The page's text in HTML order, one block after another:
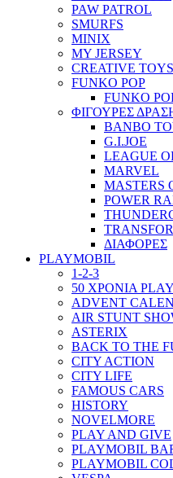
PAW PATROL
SMURFS
MINIX
MY JERSEY
CREATIVE
FUNKO POP
FUNKO
ΦΙΓΟΥΡΕΣ
BANBO
G.I.JOE
LEAGUE
MARVEL
MASTERS
POWER
ΔΙΑΦΟΡΕΣ
PLAYMOBIL
1-2-3
50 ΧΡΟΝΙΑ
ADVENT
AIR STUNT
ASTERIX
BACK TO THE
CITY ACTION
CITY LIFE
FAMOUS CARS
HISTORY
NOVELMORE
PLAY AND GIVE
PLAYMOBIL
PLAYMOBIL